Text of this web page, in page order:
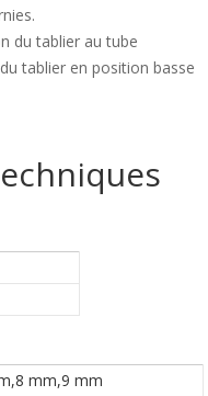
du tablier au tube
tablier en position basse
mm,9 mm